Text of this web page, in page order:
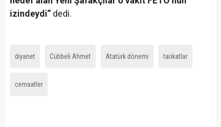
izindeydi” dedi.
diyanet Cübbeli Ahmet Atatürk dönemi tarikatlar
cemaatler